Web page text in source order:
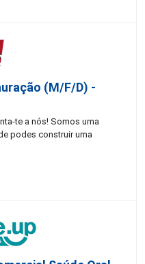
(m/f/d) -
te a nós! Somos uma
podes construir uma